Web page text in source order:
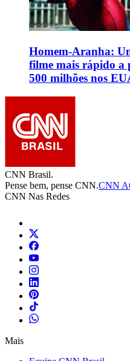
Homem-Aranha:
filme mais rápido a
500 milhões nos
CNN Brasil.
Pense bem, pense CNN.CNN
CNN Nas Redes
Mais